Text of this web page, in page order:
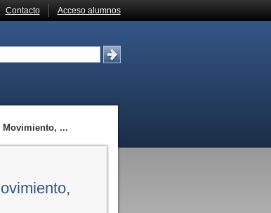
Contacto Acceso alumnos
Movimiento, ...